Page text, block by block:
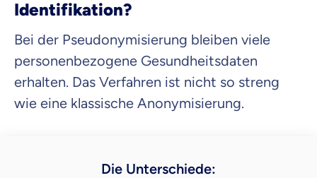
Identifikation?
Bei der Pseudonymisierung bleiben viele
personenbezogene Gesundheitsdaten
erhalten. Das Verfahren ist nicht so streng
wie eine klassische Anonymisierung.
Die Unterschiede: